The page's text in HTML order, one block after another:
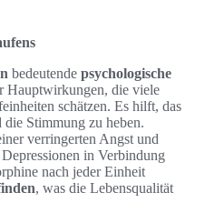
bedeutende psychologische
Hauptwirkungen, die viele
schätzen. Es hilft, das
Stimmung zu heben.
verringerten Angst und
in Verbindung
nach jeder Einheit
, was die Lebensqualität